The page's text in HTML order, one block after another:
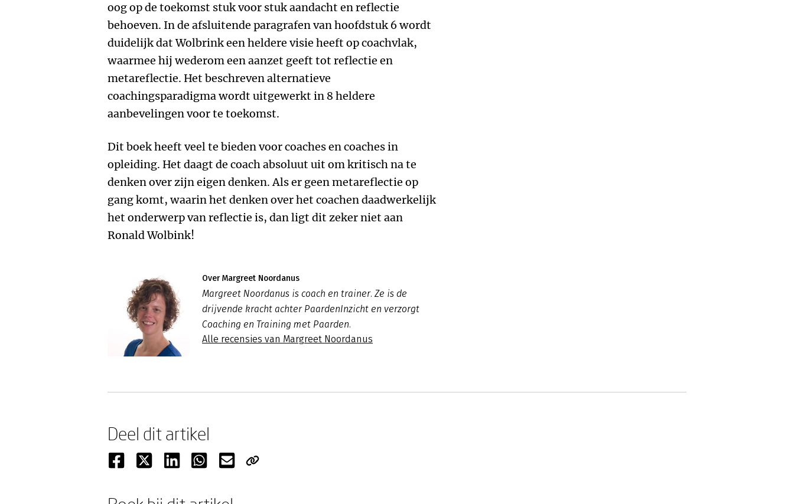
oog op de toekomst stuk voor stuk aandacht en reflectie
behoeven. In de afsluitende paragrafen van hoofdstuk 6 wordt
duidelijk dat Wolbrink een heldere visie heeft op coachvlak,
waarmee hij wederom een aanzet geeft tot reflectie en
metareflectie. Het beschreven alternatieve
coachingsparadigma wordt uitgewerkt in 8 heldere
aanbevelingen voor te toekomst.
Dit boek heeft veel te bieden voor coaches en coaches in
opleiding. Het daagt de coach absoluut uit om kritisch na te
denken over zijn eigen denken. Als er geen metareflectie op
gang komt, waarin het denken over het coachen daadwerkelijk
het onderwerp van reflectie is, dan ligt dit zeker niet aan
Ronald Wolbink!
Over Margreet Noordanus
Margreet Noordanus is coach en trainer. Ze is de
drijvende kracht achter PaardenInzicht en verzorgt
Coaching en Training met Paarden.
Alle recensies van Margreet Noordanus
Deel dit artikel